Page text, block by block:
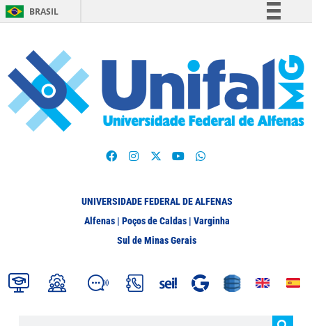
BRASIL
Participe
Acesso à informação
Legislação
UNIVERSIDADE FEDERAL DE ALFENAS
Alfenas | Poços de Caldas | Varginha
Sul de Minas Gerais